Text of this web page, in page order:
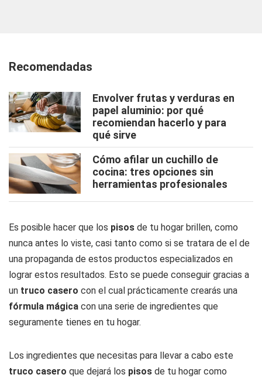
Recomendadas
Envolver frutas y verduras en
papel aluminio: por qué
recomiendan hacerlo y para
qué sirve
Cómo afilar un cuchillo de
cocina: tres opciones sin
herramientas profesionales
Es posible hacer que los pisos de tu hogar brillen, como
nunca antes lo viste, casi tanto como si se tratara de el de
una propaganda de estos productos especializados en
lograr estos resultados. Esto se puede conseguir gracias a
un truco casero con el cual prácticamente crearás una
fórmula mágica con una serie de ingredientes que
seguramente tienes en tu hogar.
Los ingredientes que necesitas para llevar a cabo este
truco casero que dejará los pisos de tu hogar como